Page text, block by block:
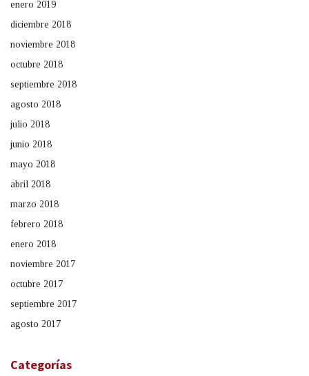
enero 2019
diciembre 2018
noviembre 2018
octubre 2018
septiembre 2018
agosto 2018
julio 2018
junio 2018
mayo 2018
abril 2018
marzo 2018
febrero 2018
enero 2018
noviembre 2017
octubre 2017
septiembre 2017
agosto 2017
Categorías